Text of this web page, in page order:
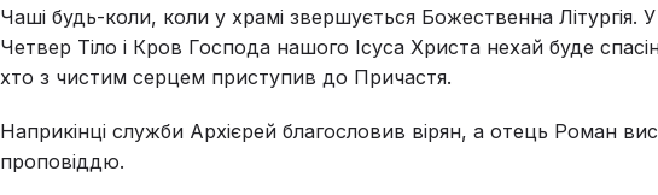
Чаші будь-коли, коли у храмі звершується Божественна Літургія.
Четвер Тіло і Кров Господа нашого Ісуса Христа нехай буде
хто з чистим серцем приступив до Причастя.
Наприкінці служби Архієрей благословив вірян, а отець Роман
проповіддю.